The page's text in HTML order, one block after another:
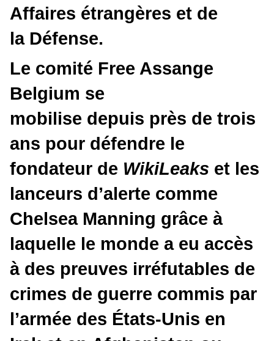
Affaires étrangères et de
la Défense.
Le comité Free Assange
Belgium se
mobilise depuis près de trois
ans pour défendre le
fondateur de WikiLeaks et les
lanceurs d’alerte comme
Chelsea Manning grâce à
laquelle le monde a eu accès
à des preuves irréfutables de
crimes de guerre commis par
l’armée des États-Unis en